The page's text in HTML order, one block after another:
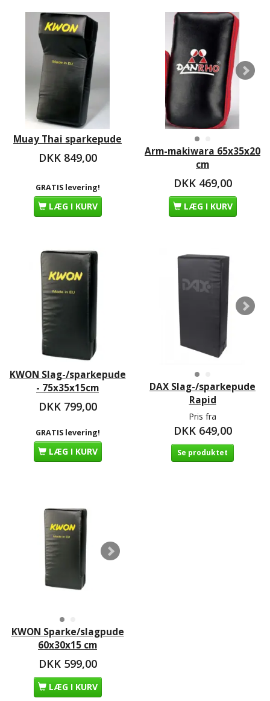
Muay Thai sparkepude
DKK 849,00
GRATIS levering!
LÆG I KURV
Arm-makiwara 65x35x20
cm
DKK 469,00
LÆG I KURV
KWON Slag-/sparkepude
- 75x35x15cm
DKK 799,00
GRATIS levering!
LÆG I KURV
DAX Slag-/sparkepude
Rapid
Pris fra
DKK 649,00
Se produktet
KWON Sparke/slagpude
60x30x15 cm
DKK 599,00
LÆG I KURV